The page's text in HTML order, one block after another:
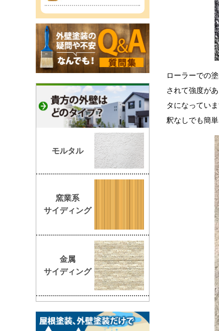
ローラーでの
されて強度が
タになってい
釈なしでも簡
モルタル
窯業系
サイディング
金属
サイディング